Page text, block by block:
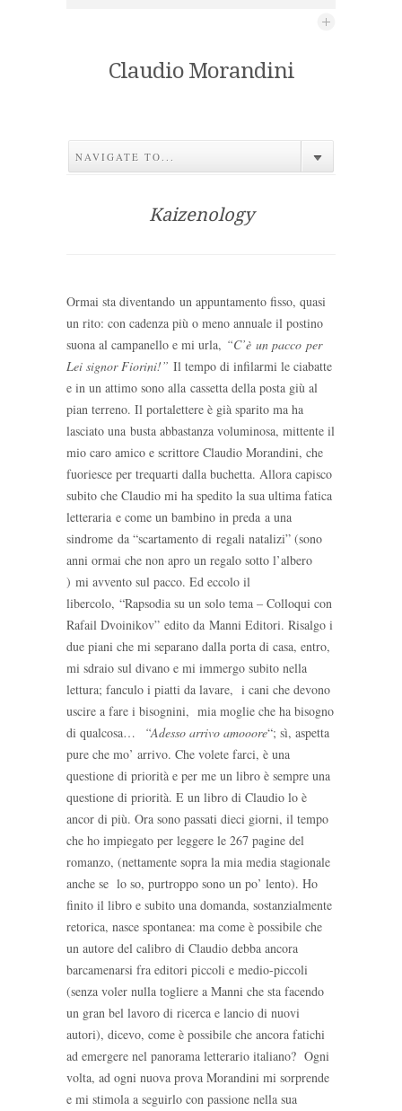
Claudio Morandini
NAVIGATE TO...
Kaizenology
Ormai sta diventando un appuntamento fisso, quasi
un rito: con cadenza più o meno annuale il postino
suona al campanello e mi urla, “C’è un pacco per
Lei signor Fiorini!” Il tempo di infilarmi le ciabatte
e in un attimo sono alla cassetta della posta giù al
pian terreno. Il portalettere è già sparito ma ha
lasciato una busta abbastanza voluminosa, mittente il
mio caro amico e scrittore Claudio Morandini, che
fuoriesce per trequarti dalla buchetta. Allora capisco
subito che Claudio mi ha spedito la sua ultima fatica
letteraria e come un bambino in preda a una
sindrome da “scartamento di regali natalizi” (sono
anni ormai che non apro un regalo sotto l’albero
) mi avvento sul pacco. Ed eccolo il
libercolo, “Rapsodia su un solo tema – Colloqui con
Rafail Dvoinikov” edito da Manni Editori. Risalgo i
due piani che mi separano dalla porta di casa, entro,
mi sdraio sul divano e mi immergo subito nella
lettura; fanculo i piatti da lavare, i cani che devono
uscire a fare i bisognini, mia moglie che ha bisogno
di qualcosa…
“Adesso arrivo amooore“; sì, aspetta
pure che mo’ arrivo. Che volete farci, è una
questione di priorità e per me un libro è sempre una
questione di priorità. E un libro di Claudio lo è
ancor di più. Ora sono passati dieci giorni, il tempo
che ho impiegato per leggere le 267 pagine del
romanzo, (nettamente sopra la mia media stagionale
anche se lo so, purtroppo sono un po’ lento). Ho
finito il libro e subito una domanda, sostanzialmente
retorica, nasce spontanea: ma come è possibile che
un autore del calibro di Claudio debba ancora
barcamenarsi fra editori piccoli e medio-piccoli
(senza voler nulla togliere a Manni che sta facendo
un gran bel lavoro di ricerca e lancio di nuovi
autori), dicevo, come è possibile che ancora fatichi
ad emergere nel panorama letterario italiano? Ogni
volta, ad ogni nuova prova Morandini mi sorprende
e mi stimola a seguirlo con passione nella sua